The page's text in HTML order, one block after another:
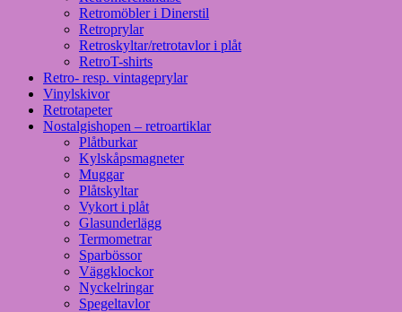
Retromöbler i Dinerstil
Retroprylar
Retroskyltar/retrotavlor i plåt
RetroT-shirts
Retro- resp. vintageprylar
Vinylskivor
Retrotapeter
Nostalgishopen – retroartiklar
Plåtburkar
Kylskåpsmagneter
Muggar
Plåtskyltar
Vykort i plåt
Glasunderlägg
Termometrar
Sparbössor
Väggklockor
Nyckelringar
Spegeltavlor